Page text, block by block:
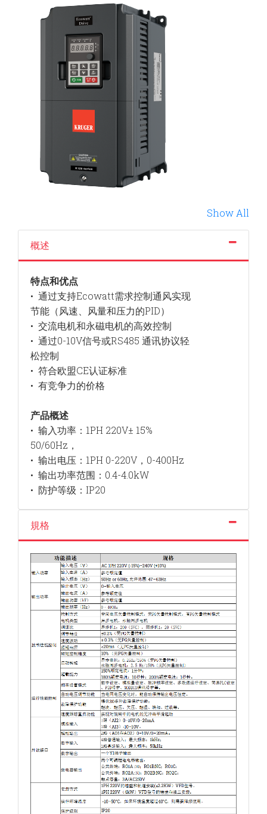
Show All
概述
特点和优点
• 通过支持Ecowatt需求控制通风实现
节能（风速、风量和压力的PID）
• 交流电机和永磁电机的高效控制
• 通过0-10V信号或RS485 通讯协议轻
松控制
• 符合欧盟CE认证标准
• 有竞争力的价格
产品概述
• 输入功率： 1PH 220V± 15%
50/60Hz ，
• 输出电压： 1PH 0-220V ， 0-400Hz
• 输出功率范围： 0.4-4.0kW
• 防护等级： IP20
規格